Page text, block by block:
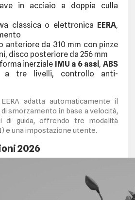
in acciaio a doppia culla
classica o elettronica EERA,
anteriore da 310 mm con pinze
disco posteriore da 256 mm
inerziale IMU a 6 assi,ABS
a tre livelli, controllo anti-
adatta automaticamente il
smorzamento in base a velocità,
di guida, offrendo tre modalità
e una impostazione utente.
2026